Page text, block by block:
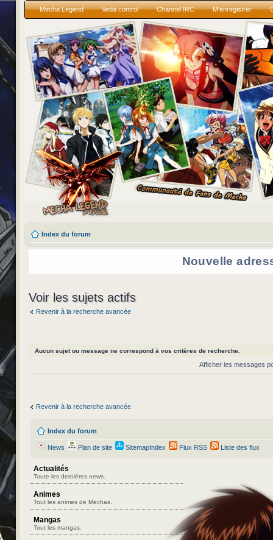
Mecha Legend Veda control Channel IRC M’enregistrer
Index du forum
Nouvelle
Voir les sujets actifs
Revenir à la recherche avancée
Aucun sujet ou message ne correspond à vos critères de recherche.
Afficher les messages
Revenir à la recherche avancée
Index du forum
News Plan de site SitemapIndex Flux RSS Liste des flux
Actualités
Toute les dernières news.
Animes
Tout les animes de Mechas.
Mangas
Tout les mangas.